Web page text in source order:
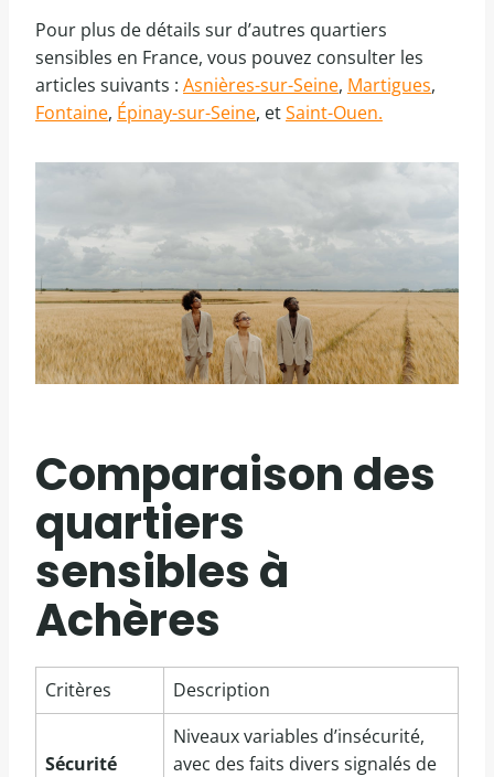
Pour plus de détails sur d’autres quartiers
sensibles en France, vous pouvez consulter les
articles suivants : Asnières-sur-Seine, Martigues,
Fontaine, Épinay-sur-Seine, etSaint-Ouen.
Comparaison des
quartiers
sensibles à
Achères
Critères Description
Sécurité
Niveaux variables d’insécurité,
avec des faits divers signalés de